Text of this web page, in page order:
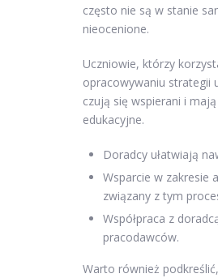
często nie są w stanie
nieocenione.
Uczniowie, którzy
opracowywaniu strategii
czują się wspierani i
edukacyjne.
Doradcy ułatwiają
Wsparcie w zakresie
związany z tym
Współpraca z
pracodawców.
Warto również